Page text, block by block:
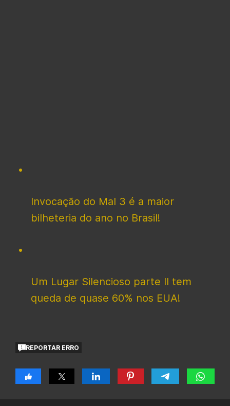
Invocação do Mal 3 é a maior
bilheteria do ano no Brasil!
Um Lugar Silencioso parte II tem
queda de quase 60% nos EUA!
REPORTAR ERRO